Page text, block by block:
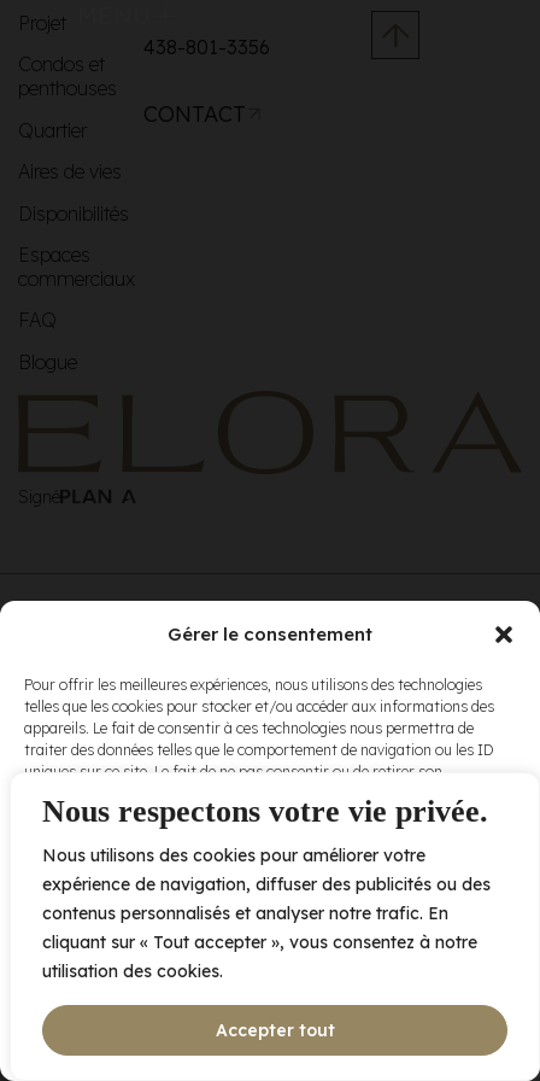
Nous respectons votre vie privée.
Nous utilisons des cookies pour améliorer votre
expérience de navigation, diffuser des publicités ou des
contenus personnalisés et analyser notre trafic. En
cliquant sur « Tout accepter », vous consentez à notre
utilisation des cookies.
Accepter tout
Gérer le consentement
Pour offrir les meilleures expériences, nous utilisons des technologies
telles que les cookies pour stocker et/ou accéder aux informations des
appareils. Le fait de consentir à ces technologies nous permettra de
traiter des données telles que le comportement de navigation ou les ID
uniques sur ce site. Le fait de ne pas consentir ou de retirer son
et fonctions.
Accepter
Refuser
Projet
Condos et
penthouses
Quartier
Aires de vies
Disponibilités
Espaces
commerciaux
FAQ
Blogue
438-801-3356
CONTACT
Signé
conditions
d’utilisationet
nospolitiques
de
confidentialité .
2005 av. de Bois-de-Boulogne, Laval QC H7N 0J7